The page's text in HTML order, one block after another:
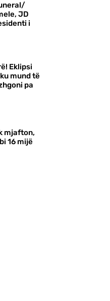
JD
i
Eklipsi
mund të
pa
mjafton,
16 mijë